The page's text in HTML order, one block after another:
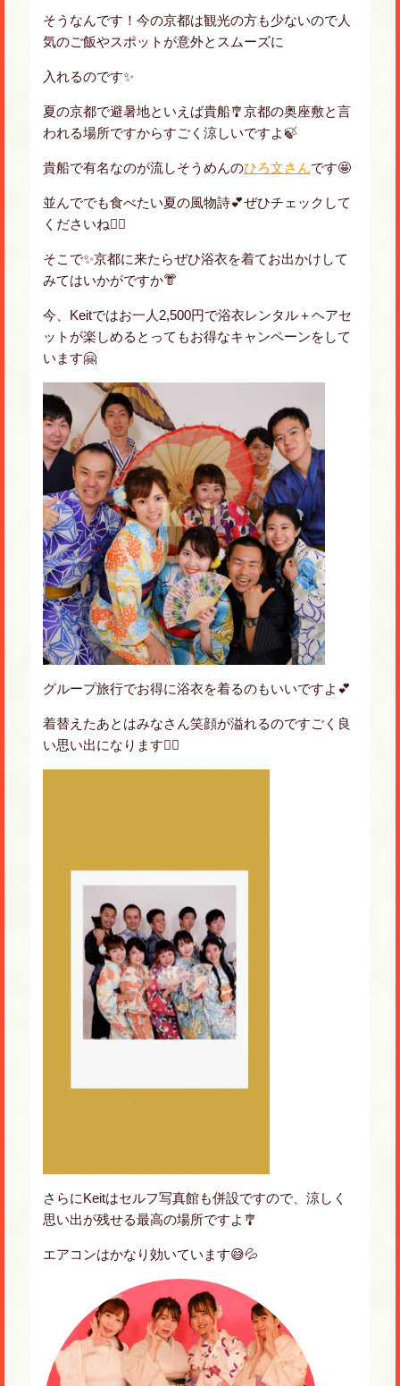
そうなんです！今の京都は観光の方も少ないので人
気のご飯やスポットが意外とスムーズに
入れるのです✨
夏の京都で避暑地といえば貴船🎐京都の奥座敷と言
われる場所ですからすごく涼しいですよ🍃
貴船で有名なのが流しそうめんのひろ文さんです🤩
並んででも食べたい夏の風物詩💕ぜひチェックして
くださいね💁‍♀️
そこで✨京都に来たらぜひ浴衣を着てお出かけして
みてはいかがですか👘
今、Keitではお一人2,500円で浴衣レンタル＋ヘアセ
ットが楽しめるとってもお得なキャンペーンをして
います🤗
グループ旅行でお得に浴衣を着るのもいいですよ💕
着替えたあとはみなさん笑顔が溢れるのですごく良
い思い出になります🙋‍♀️
さらにKeitはセルフ写真館も併設ですので、涼しく
思い出が残せる最高の場所ですよ🎐
エアコンはかなり効いています😅💦